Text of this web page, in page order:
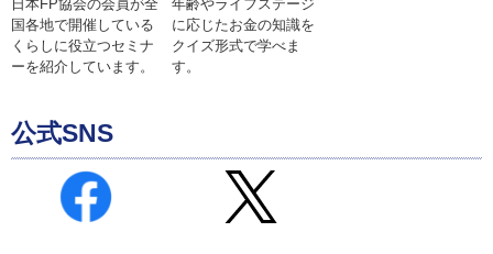
日本FP協会の会員が全
国各地で開催している
くらしに役立つセミナ
ーを紹介しています。
年齢やライフステージ
に応じたお金の知識を
クイズ形式で学べま
す。
公式SNS